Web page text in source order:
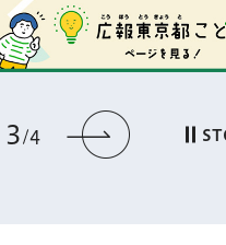
前のスライドを表示
3 4 次の